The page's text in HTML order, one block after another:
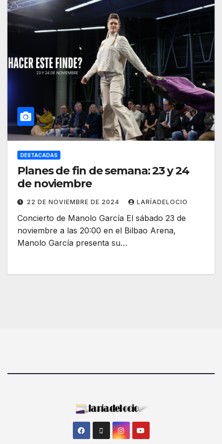
DESTACADAS
Planes de fin de semana: 23 y 24
de noviembre
22 DE NOVIEMBRE DE 2024 LARÍADELOCIO
Concierto de Manolo García El sábado 23 de
noviembre a las 20:00 en el Bilbao Arena,
Manolo García presenta su…